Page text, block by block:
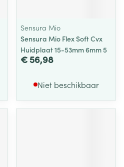
Sensura Mio
Sensura Mio Flex Soft Cvx
Huidplaat 15-53mm 6mm 5
€ 56,98
Niet beschikbaar